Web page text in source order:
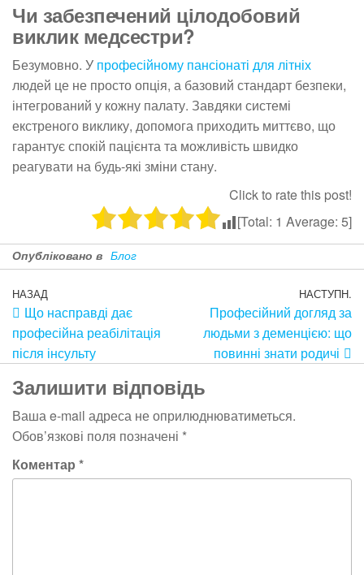
Чи забезпечений цілодобовий
виклик медсестри?
Безумовно. У професійному пансіонаті для літніх
людей це не просто опція, а базовий стандарт безпеки,
інтегрований у кожну палату. Завдяки системі
екстреного виклику, допомога приходить миттєво, що
гарантує спокій пацієнта та можливість швидко
реагувати на будь-які зміни стану.
Click to rate this post!
[Total: 1 Average: 5]
Опубліковано в Блог
НАЗАД
Що насправді дає
професійна реабілітація
після інсульту
НАСТУПН.
Професійний догляд за
людьми з деменцією: що
повинні знати родичі
Залишити відповідь
Ваша e-mail адреса не оприлюднюватиметься.
Обов’язкові поля позначені *
Коментар *